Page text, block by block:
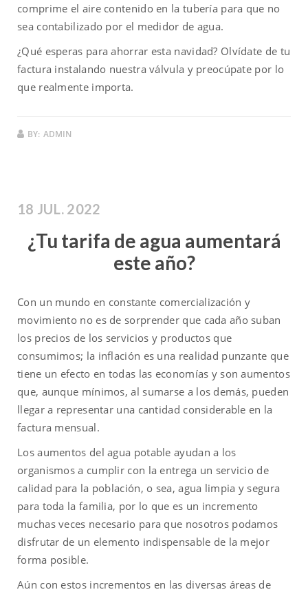
comprime el aire contenido en la tubería para que no
sea contabilizado por el medidor de agua.
¿Qué esperas para ahorrar esta navidad? Olvídate de tu
factura instalando nuestra válvula y preocúpate por lo
que realmente importa.
BY: ADMIN
18 JUL. 2022
¿Tu tarifa de agua aumentará
este año?
Con un mundo en constante comercialización y
movimiento no es de sorprender que cada año suban
los precios de los servicios y productos que
consumimos; la inflación es una realidad punzante que
tiene un efecto en todas las economías y son aumentos
que, aunque mínimos, al sumarse a los demás, pueden
llegar a representar una cantidad considerable en la
factura mensual.
Los aumentos del agua potable ayudan a los
organismos a cumplir con la entrega un servicio de
calidad para la población, o sea, agua limpia y segura
para toda la familia, por lo que es un incremento
muchas veces necesario para que nosotros podamos
disfrutar de un elemento indispensable de la mejor
forma posible.
Aún con estos incrementos en las diversas áreas de